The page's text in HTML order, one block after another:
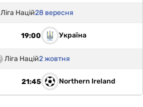
Ліга Націй28 вересня
19:00 Україна
Ліга Націй2 жовтня
21:45 Northern Ireland